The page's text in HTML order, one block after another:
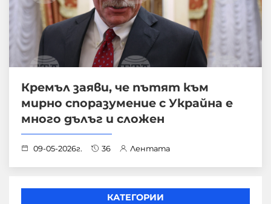
Кремъл заяви, че пътят към
мирно споразумение с Украйна е
много дълъг и сложен
09-05-2026г. 36 Лентата
КАТЕГОРИИ